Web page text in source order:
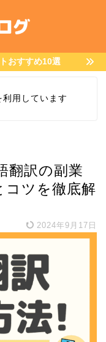
おすすめ10選
用しています
翻訳の副業
コツを徹底解
2024年9月17日